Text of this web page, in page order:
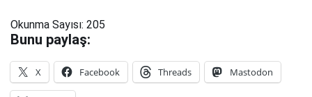
Okunma Sayısı: 205
Bunu paylaş:
X Facebook Threads Mastodon